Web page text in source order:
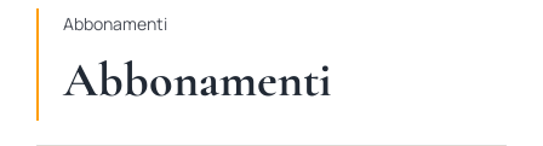
Abbonamenti
Abbonamenti